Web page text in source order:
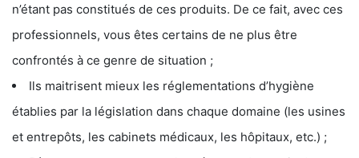
n’étant pas constitués de ces produits. De ce fait, avec ces
professionnels, vous êtes certains de ne plus être
confrontés à ce genre de situation ;
Ils maitrisent mieux les réglementations d’hygiène
établies par la législation dans chaque domaine (les usines
et entrepôts, les cabinets médicaux, les hôpitaux, etc.) ;